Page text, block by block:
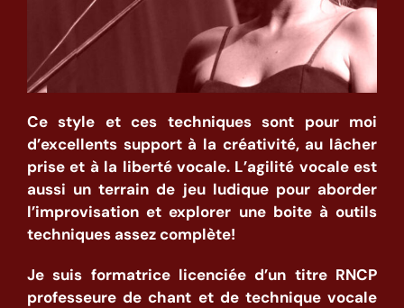
Ce style et ces techniques sont pour moi
d’excellents support à la créativité, au lâcher
prise et à la liberté vocale. L’agilité vocale est
aussi un terrain de jeu ludique pour aborder
l’improvisation et explorer une boite à outils
techniques assez complète!
Je suis formatrice licenciée d’un titre RNCP
professeure de chant et de technique vocale